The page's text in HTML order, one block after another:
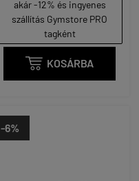
akár -12% és ingyenes
szállítás Gymstore PRO
tagként
 KOSÁRBA
-6%